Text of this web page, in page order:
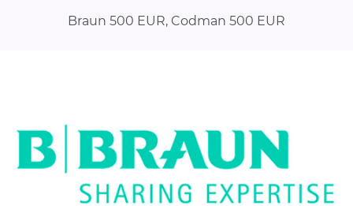
Braun 500 EUR, Codman 500 EUR